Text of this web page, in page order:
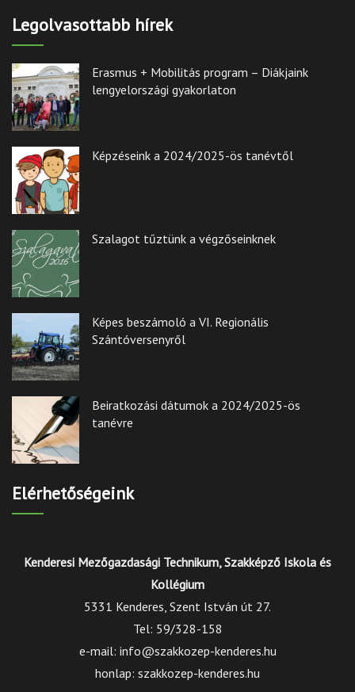
Legolvasottabb hírek
Erasmus + Mobilitás program – Diákjaink
lengyelországi gyakorlaton
Képzéseink a 2024/2025-ös tanévtől
Szalagot tűztünk a végzőseinknek
Képes beszámoló a VI. Regionális
Szántóversenyről
Beiratkozási dátumok a 2024/2025-ös
tanévre
Elérhetőségeink
Kenderesi Mezőgazdasági Technikum, Szakképző Iskola és
Kollégium
5331 Kenderes, Szent István út 27.
Tel: 59/328-158
e-mail: info@szakkozep-kenderes.hu
honlap: szakkozep-kenderes.hu